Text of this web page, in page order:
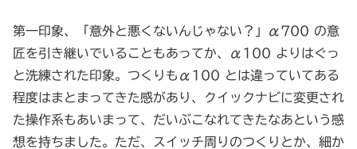
第一印象、「意外と悪くないんじゃない？」α700 の意
匠を引き継いでいることもあってか、α100 よりはぐっ
と洗練された印象。つくりもα100 とは違っていてある
程度はまとまってきた感があり、クイックナビに変更され
た操作系もあいまって、だいぶこなれてきたなあという感
想を持ちました。ただ、スイッチ周りのつくりとか、細か